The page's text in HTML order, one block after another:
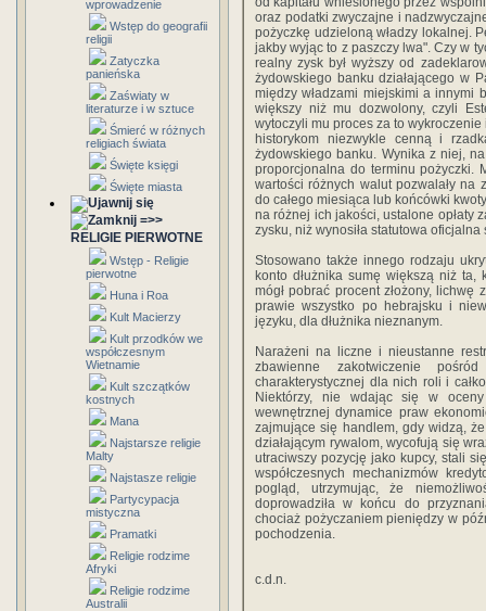
wprowadzenie
Wstęp do geografii
religii
Zatyczka
panieńska
Zaświaty w
literaturze i w sztuce
Śmierć w różnych
religiach świata
Święte księgi
Święte miasta
=>>
RELIGIE PIERWOTNE
Wstęp - Religie
pierwotne
Huna i Roa
Kult Macierzy
Kult przodków we
współczesnym
Wietnamie
Kult szczątków
kostnych
Mana
Najstarsze religie
Malty
Najstasze religie
Partycypacja
mistyczna
Pramatki
Religie rodzime
Afryki
Religie rodzime
Australii
oraz podatki zwyczajne i
pożyczkę udzieloną władzy lokalnej.
jakby wyjąc to z paszczy lwa". Czy w
realny zysk był wyższy od
żydowskiego banku działającego w
między władzami miejskimi a innymi
większy niż mu dozwolony, czyli
wytoczyli mu proces za to
historykom niezwykle cenną i
żydowskiego banku. Wynika z niej,
proporcjonalna do terminu pożyczki.
wartości różnych walut pozwalały na
do całego miesiąca lub końcówki
na różnej ich jakości, ustalone opłaty
zysku, niż wynosiła statutowa oficjalna
Stosowano także innego rodzaju
konto dłużnika sumę większą niż ta,
mógł pobrać procent złożony,
prawie wszystko po hebrajsku i
języku, dla dłużnika nieznanym.
Narażeni na liczne i nieustanne
zbawienne zakotwiczenie
charakterystycznej dla nich roli i
Niektórzy, nie wdając się w
wewnętrznej dynamice praw
zajmujące się handlem, gdy widzą,
działającym rywalom, wycofują się
utraciwszy pozycję jako kupcy, stali
współczesnych mechanizmów
pogląd, utrzymując, że
doprowadziła w końcu do
chociaż pożyczaniem pieniędzy w
pochodzenia.
c.d.n.